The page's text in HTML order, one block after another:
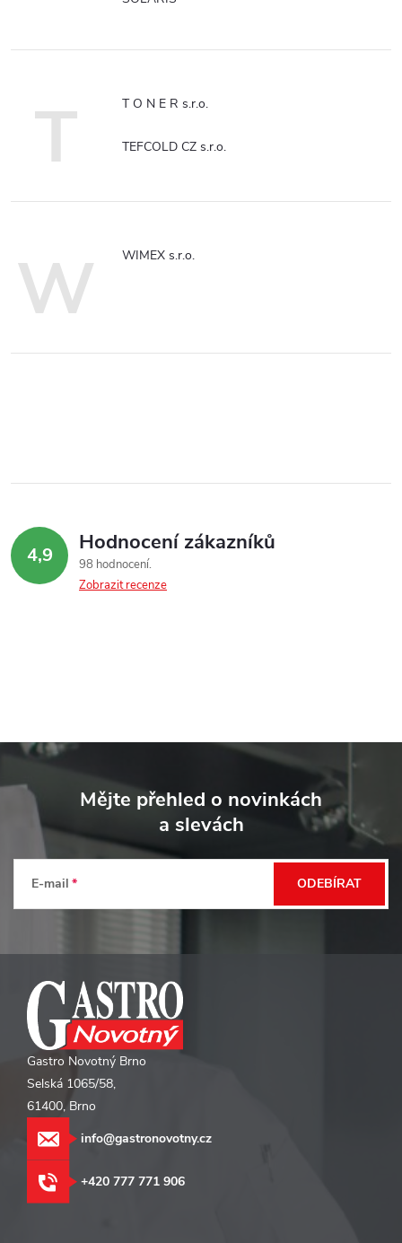
T T O N E R s.r.o.
TEFCOLD CZ s.r.o.
W WIMEX s.r.o.
4,9 Hodnocení zákazníků
98 hodnocení
Zobrazit recenze
á
Mějte přehled o novinkách
a slevách
E-mail ODEBÍRAT
Gastro Novotný Brno
Selská 1065/58,
61400, Brno
info@gastronovotny.cz
+420 777 771 906